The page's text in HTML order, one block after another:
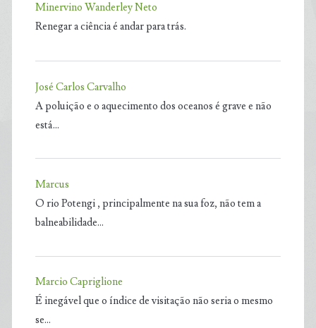
Minervino Wanderley Neto
Renegar a ciência é andar para trás.
José Carlos Carvalho
A poluição e o aquecimento dos oceanos é grave e não
está…
Marcus
O rio Potengi , principalmente na sua foz, não tem a
balneabilidade…
Marcio Capriglione
É inegável que o índice de visitação não seria o mesmo
se…